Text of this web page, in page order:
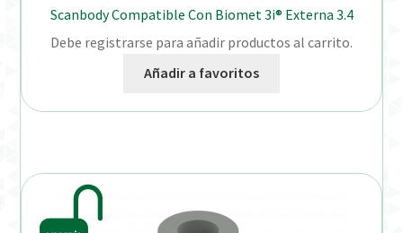
Scanbody Compatible Con Biomet 3i® Externa 3.4
Debe registrarse para añadir productos al carrito.
Añadir a favoritos